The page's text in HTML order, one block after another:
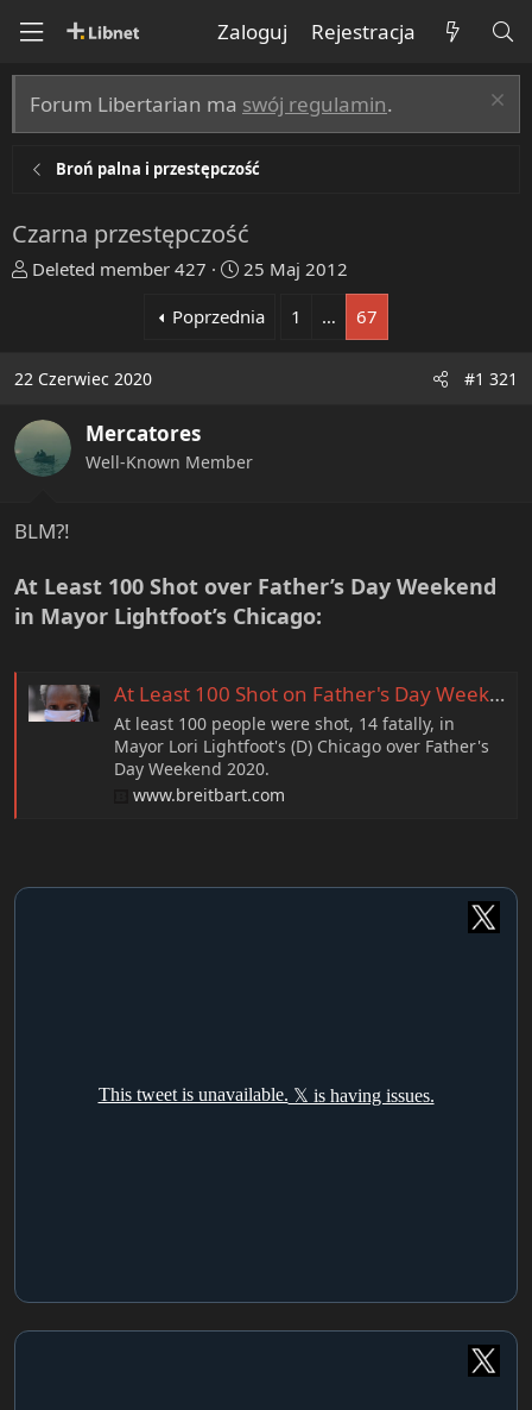
Zaloguj Rejestracja
Forum Libertarian ma swój regulamin.
Broń palna i przestępczość
Czarna przestępczość
T
d
s
t
a
e
Deleted member 427
R
z
t
25 Maj 2012
Poprzednia
1 … 67
22 Czerwiec 2020 #1 321
Mercatores
Well-Known Member
BLM?!
At Least 100 Shot over Father’s Day Weekend
in Mayor Lightfoot’s Chicago:
At Least 100 Shot on Father's Day Weekend in Mayor Lightfoot's Chicago
At least 100 people were shot, 14 fatally, in
Mayor Lori Lightfoot's (D) Chicago over Father's
Day Weekend 2020.
www.breitbart.com